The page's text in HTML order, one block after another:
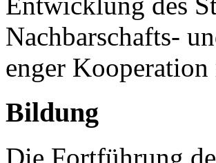
Nachbarschafts-
enger
Bildung
Die Fortführung